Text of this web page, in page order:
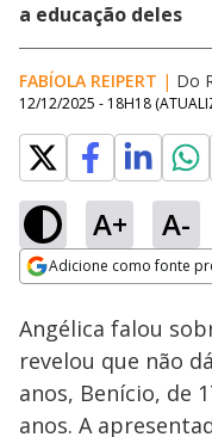
a educação deles
FABÍOLA REIPERT | Do
12/12/2025 - 18H18
A+ A-
Adicione como fonte
Ativar
Angélica falou
revelou que não
anos, Benício, de
anos. A